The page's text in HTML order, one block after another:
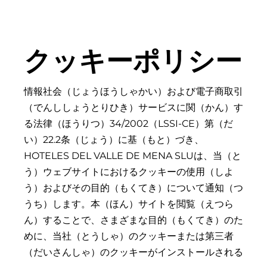
クッキーポリシー
情報社会（じょうほうしゃかい）および電子商取引
（でんししょうとりひき）サービスに関（かん）す
る法律（ほうりつ）34/2002（LSSI-CE）第（だ
い）22.2条（じょう）に基（もと）づき、
HOTELES DEL VALLE DE MENA SLUは、当（と
う）ウェブサイトにおけるクッキーの使用（しよ
う）およびその目的（もくてき）について通知（つ
うち）します。本（ほん）サイトを閲覧（えつら
ん）することで、さまざまな目的（もくてき）のた
めに、当社（とうしゃ）のクッキーまたは第三者
（だいさんしゃ）のクッキーがインストールされる